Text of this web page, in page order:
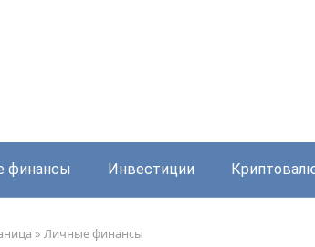
финансы Инвестиции
» Личные финансы